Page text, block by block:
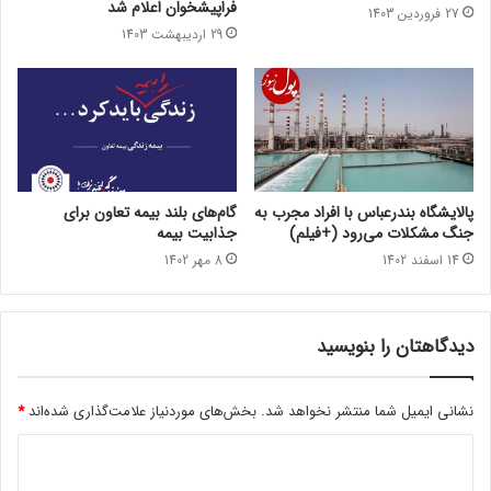
27 فروردین 1403 فراپیشخوان اعلام شد
29 اردیبهشت 1403
پالایشگاه بندرعباس با افراد مجرب به
جنگ مشکلات می‌رود (+فیلم)
14 اسفند 1402
گام‌های بلند بیمه تعاون برای
جذابیت بیمه
8 مهر 1402
دیدگاهتان را بنویسید
نشانی ایمیل شما منتشر نخواهد شد. بخش‌های موردنیاز علامت‌گذاری شده‌اند*